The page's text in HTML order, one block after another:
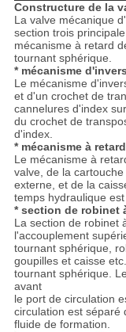
Constructure de la
La valve mécanique
section trois
mécanisme à retard
tournant sphérique.
* mécanisme
Le mécanisme
et d'un crochet de
cannelures d'index
du crochet de
d'index.
* mécanisme à
Le mécanisme à
valve, de la
externe, et de la
temps hydraulique
* section de robinet
La section de robinet
l'accouplement
tournant sphérique,
goupilles et caisse
tournant sphérique.
avant
le port de circulation
circulation est séparé
fluide de formation.